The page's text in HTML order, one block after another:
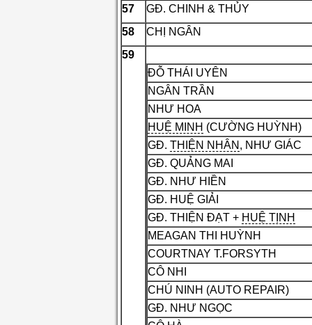
57
GĐ. CHINH & THỦY
58
CHỊ NGÂN
59
ĐỖ THÁI UYÊN
NGÂN TRẦN
NHƯ HOA
HUỆ MINH (CƯỜNG HUỲNH)
GĐ. THIỆN NHÂN , NHƯ GIÁC
GĐ. QUẢNG MAI
GĐ. NHƯ HIỀN
GĐ. HUỆ GIẢI
GĐ. THIỆN ĐẠT + HUỆ TỊNH
MEAGAN THI HUỲNH
COURTNAY T.FORSYTH
CÔ NHI
CHÚ NINH (AUTO REPAIR)
GĐ. NHƯ NGỌC